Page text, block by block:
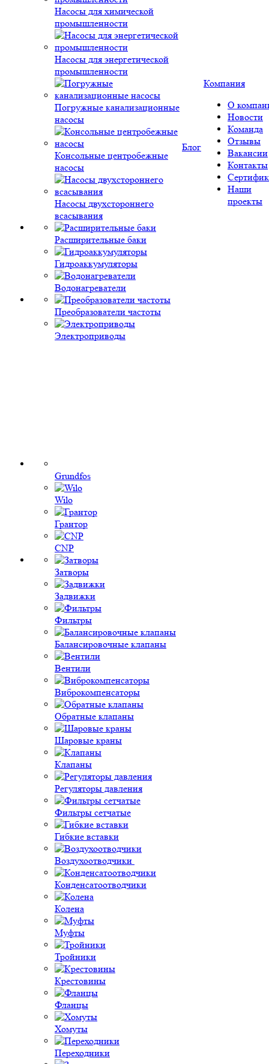
Насосы для химической
промышленности
Насосы для энергетической
промышленности
Погружные канализационные
насосы
Консольные центробежные
насосы
Насосы двухстороннего
всасывания
Расширительные баки
Гидроаккумуляторы
Водонагреватели
Преобразователи частоты
Электроприводы
Grundfos
Wilo
Грантор
CNP
Затворы
Задвижки
Фильтры
Балансировочные клапаны
Вентили
Виброкомпенсаторы
Обратные клапаны
Шаровые краны
Клапаны
Регуляторы давления
Фильтры сетчатые
Гибкие вставки
Воздухоотводчики
Конденсатоотводчики
Колена
Муфты
Тройники
Крестовины
Фланцы
Хомуты
Переходники
Блог
Компания
О
Новости
Команда
Отзывы
Вакансии
Контакты
Наши
проекты